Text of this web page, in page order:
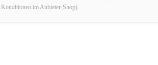
Konditionen im Anbieter-Shop)